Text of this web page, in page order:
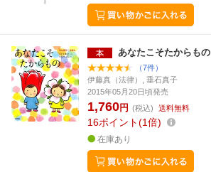
あなたこそたからもの
（7件）
伊藤真（法律）, 垂石真子
2015年05月20日頃発売
1,760円 (税込) 送料無料
16ポイント 1倍
在庫あり